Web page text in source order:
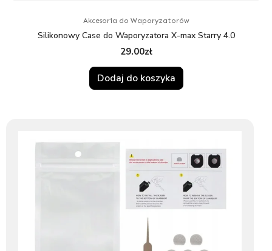
Akcesoria do Waporyzatorów
Silikonowy Case do Waporyzatora X-max Starry 4.0
29.00zł
Dodaj do koszyka